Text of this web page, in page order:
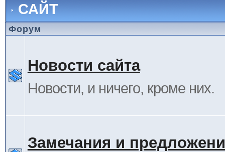
САЙТ
Форум
Новости сайта
Новости, и ничего, кроме них.
Замечания и